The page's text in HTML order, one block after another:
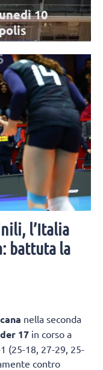
10
le atlete in rosa,
l’Italia
battuta la
nella seconda
17 in corso a
(25-18, 27-29, 25-
contro